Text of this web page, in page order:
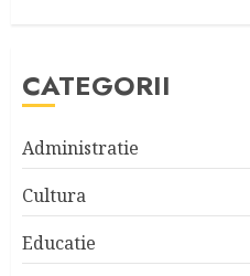
CATEGORII
Administratie
Cultura
Educatie